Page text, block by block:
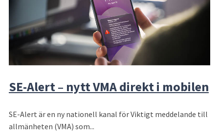
SE-Alert – nytt VMA direkt i mobilen
SE-Alert är en ny nationell kanal för Viktigt meddelande till
allmänheten (VMA) som...